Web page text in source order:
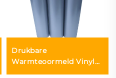
Drukbare
Warmteoormeld Vinyl
vir Inkjet Drukker